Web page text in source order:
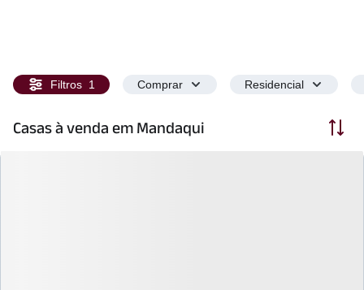
Filtros 1 Comprar Residencial
Casas à venda em Mandaqui Ordenar